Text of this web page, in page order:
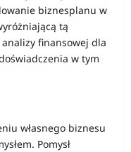
biznesplanu w
tą
finansowej dla
w tym
własnego biznesu
Pomysł